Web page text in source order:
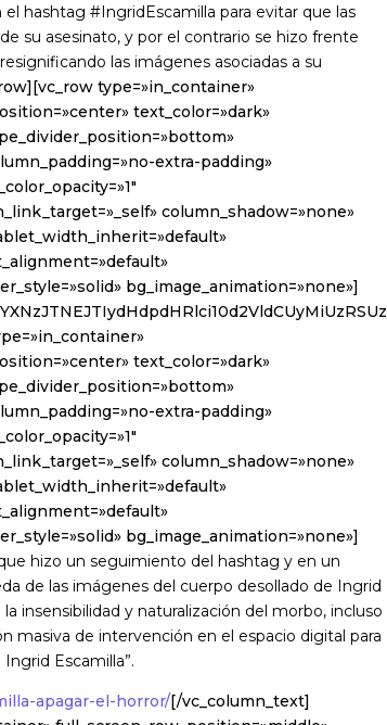
hashtag #IngridEscamilla para evitar que las
su asesinato, y por el contrario se hizo frente
las imágenes asociadas a su
type=»in_container»
text_color=»dark»
extra-padding»
column_shadow=»none»
bg_image_animation=»none»]
text_color=»dark»
extra-padding»
column_shadow=»none»
bg_image_animation=»none»]
hizo un seguimiento del hashtag y en un
de las imágenes del cuerpo desollado de Ingrid
insensibilidad y naturalización del morbo, incluso
masiva de intervención en el espacio digital para
Escamilla”.
apagar-el-horror/[/vc_column_text]